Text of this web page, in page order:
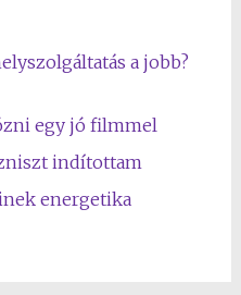
a jobb?
egy jó filmmel
indítottam
energetika